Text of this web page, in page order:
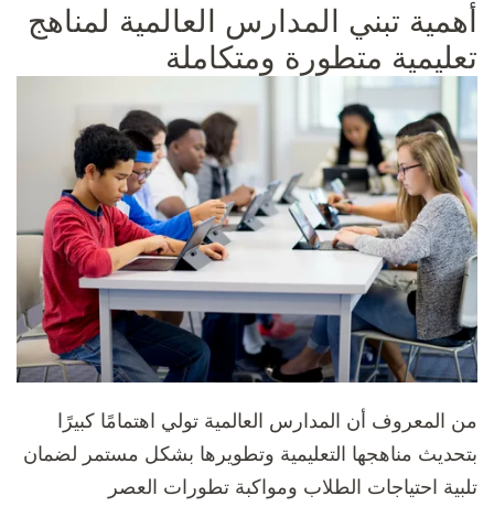
أهمية تبني المدارس العالمية لمناهج
تعليمية متطورة ومتكاملة
من المعروف أن المدارس العالمية تولي اهتمامًا كبيرًا
بتحديث مناهجها التعليمية وتطويرها بشكل مستمر لضمان
تلبية احتياجات الطلاب ومواكبة تطورات العصر